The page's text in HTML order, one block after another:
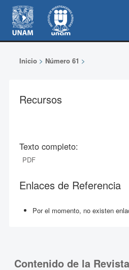
Inicio> Número 61 >
Recursos
Texto completo:
PDF
Enlaces de Referencia
Por el momento, no existen
Contenido de la Revista